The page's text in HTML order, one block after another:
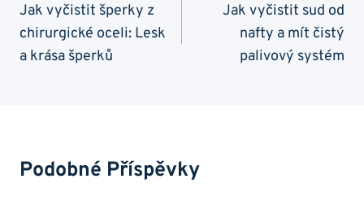
Pro
Příspěvek
Jak vyčistit šperky z
chirurgické oceli: Lesk
a krása šperků
Jak vyčistit sud od
nafty a mít čistý
palivový systém
Podobné Příspěvky